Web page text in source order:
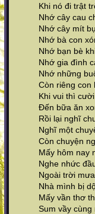
Khi nó đi trật
Nhớ cây cau
Nhớ cây mít
Nhớ bà con
Nhớ bạn bè
Nhớ gia đình
Nhớ những
Còn riêng con
Khi vui thì
Đến bữa ăn
Rồi lại nghĩ
Nghĩ một
Còn chuyện
Mấy hôm nay
Nghe nhức
Ngoài trời
Nhà mình bị
Mấy vần thơ
Sum vầy cùng